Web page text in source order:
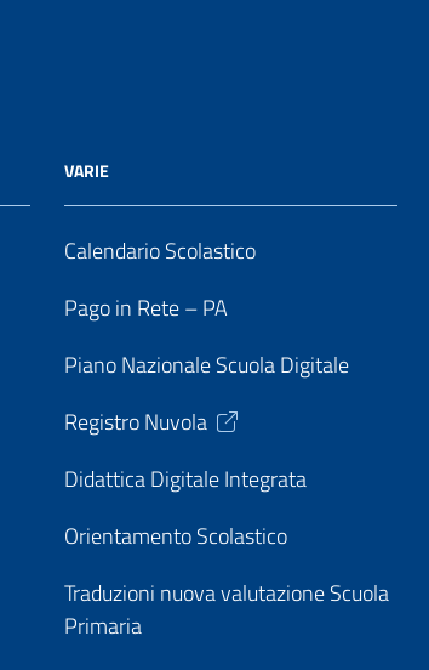
VARIE
Calendario Scolastico
Pago in Rete – PA
Piano Nazionale Scuola Digitale
Registro Nuvola
Didattica Digitale Integrata
Orientamento Scolastico
Traduzioni nuova valutazione Scuola
Primaria